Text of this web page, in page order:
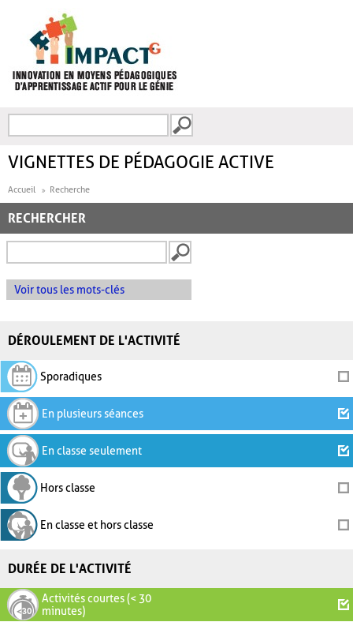
FORMULAIRE DE
VIGNETTES DE PÉDAGOGIE ACTIVE
Accueil Recherche
RECHERCHER
Voir tous les mots-clés
DÉROULEMENT DE L'ACTIVITÉ
Sporadiques
En plusieurs séances
En classe seulement
Hors classe
En classe et hors classe
DURÉE DE L'ACTIVITÉ
Activités courtes (< 30
minutes)